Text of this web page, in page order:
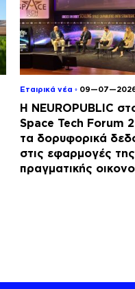
Εταιρικά νέα ◦
Η NEUROPUBLIC
Space Tech Forum
τα δορυφορικά
στις εφαρμογές της
πραγματικής